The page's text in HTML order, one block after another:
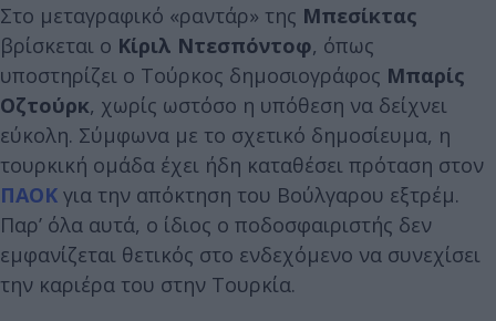
Στο μεταγραφικό «ραντάρ» της Μπεσίκτας
βρίσκεται ο Κίριλ Ντεσπόντοφ, όπως
υποστηρίζει ο Τούρκος δημοσιογράφος Μπαρίς
Οζτούρκ, χωρίς ωστόσο η υπόθεση να δείχνει
εύκολη. Σύμφωνα με το σχετικό δημοσίευμα, η
τουρκική ομάδα έχει ήδη καταθέσει πρόταση στον
ΠΑΟΚ για την απόκτηση του Βούλγαρου εξτρέμ.
Παρ’ όλα αυτά, ο ίδιος ο ποδοσφαιριστής δεν
εμφανίζεται θετικός στο ενδεχόμενο να συνεχίσει
την καριέρα του στην Τουρκία.